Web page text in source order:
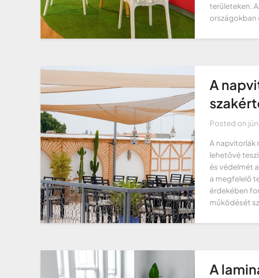
területeken.
országokban
A
Posted on
A napvitorlák
lehetővé
és védelmét
a megfelelő
érdekében
működését
A